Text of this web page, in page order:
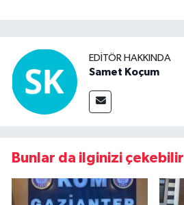
EDITÖR HAKKINDA
Samet Koçum
Bunlar da ilginizi çekebilir